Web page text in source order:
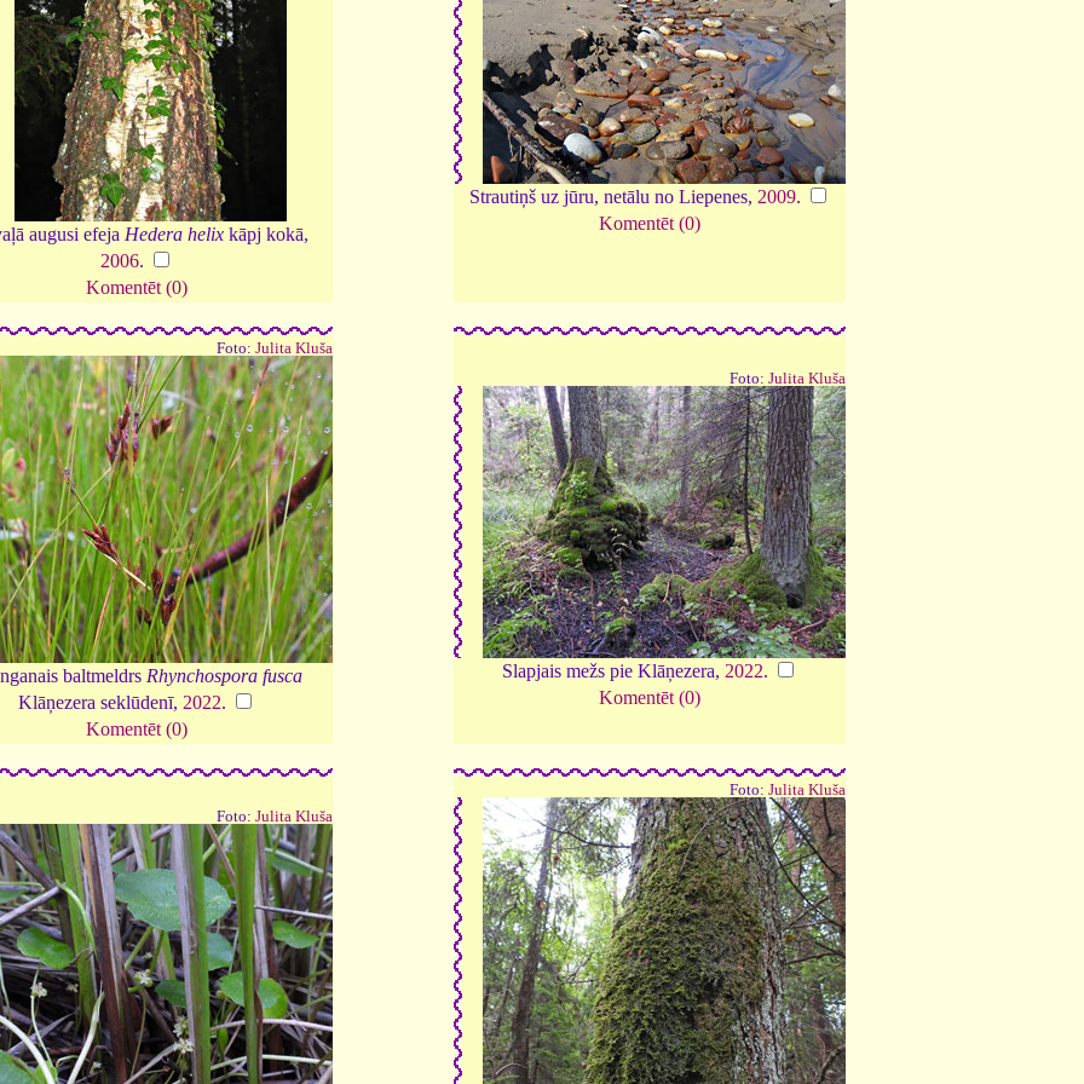
augusi efeja Hedera helix kāpj kokā,
2006.
Komentēt (0)
Strautiņš uz jūru, netālu no Liepenes, 2009.
Komentēt (0)
Foto: Julita Kluša
baltmeldrs Rhynchospora fusca
Klāņezera seklūdenī, 2022.
Komentēt (0)
Foto: Julita Kluša
Slapjais mežs pie Klāņezera, 2022.
Komentēt (0)
Foto: Julita Kluša
Foto: Julita Kluša